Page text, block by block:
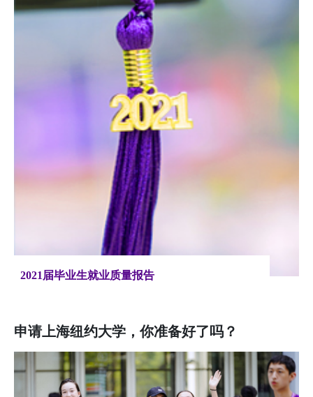
2021届毕业生就业质量报告
申请上海纽约大学，你准备好了吗？